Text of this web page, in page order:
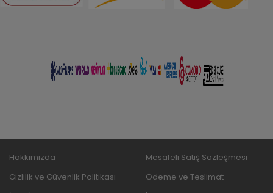
Hakkımızda
Gizlilik ve Güvenlik Politikası
Mesafeli Satış Sözleşmesi
Ödeme ve Teslimat